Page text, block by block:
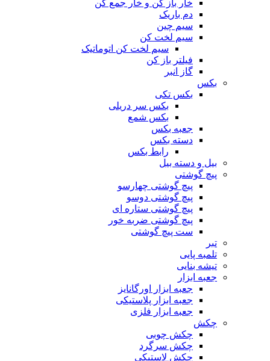
خار باز کن و خار جمع کن
دم باریک
سیم چین
سیم لخت کن
سیم لخت کن اتوماتیک
فیلتر باز کن
گاز انبر
بکس
بکس تکی
بکس سر دریلی
بکس شمع
جعبه بکس
دسته بکس
رابط بکس
بیل و دسته بیل
پیچ گوشتی
پیچ گوشتی چهارسو
پیچ گوشتی دوسو
پیچ گوشتی ستاره‌ ای
پیچ گوشتی ضربه خور
ست پیچ گوشتی
تبر
تلمبه پایی
تیشه بنایی
جعبه ابزار
جعبه ابزار اورگانایز
جعبه ابزار پلاستیکی
جعبه ابزار فلزی
چکش
چکش چوبی
چکش سرگرد
چکش لاستیکی